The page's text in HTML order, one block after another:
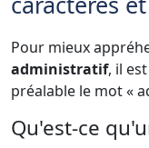
Pour mieux
administratif, il
préalable le mot «
Qu'est-ce